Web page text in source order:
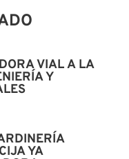
VIAL A LA
Y
YA